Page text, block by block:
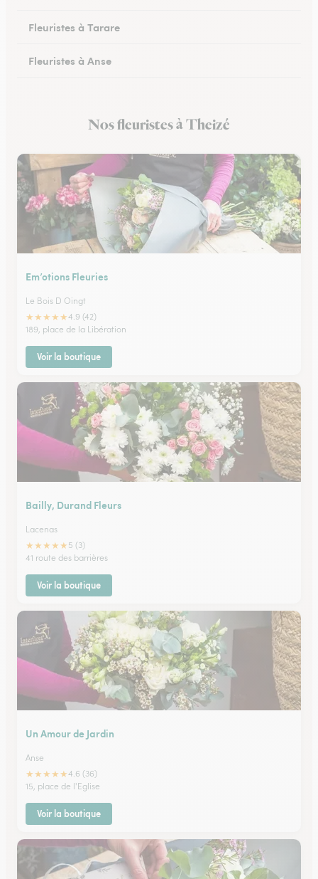
Fleuristes à Tarare
Fleuristes à Anse
Fleuristes à AmplepuisNos fleuristes à Theizé
Em’otions Fleuries
Le Bois D Oingt
★★★★★4.9 (42)
189, place de la Libération
Voir la boutique
Bailly, Durand Fleurs
Lacenas
★★★★★ 5 (3)
41 route des barrières
Voir la boutique
Un Amour de Jardin
Anse
★★★★★4.6 (36)
15, place de l'Eglise
Voir la boutique